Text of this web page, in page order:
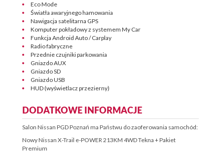
Eco Mode
Światła awaryjnego hamowania
Nawigacja satelitarna GPS
Komputer pokładowy z systemem My Car
Funkcja Android Auto / Carplay
Radio fabryczne
Przednie czujniki parkowania
Gniazdo AUX
Gniazdo SD
Gniazdo USB
HUD (wyświetlacz przezierny)
DODATKOWE INFORMACJE
Salon Nissan PGD Poznań ma Państwu do zaoferowania samochód:
Nowy Nissan X-Trail e-POWER 213KM 4WD Tekna + Pakiet
Premium